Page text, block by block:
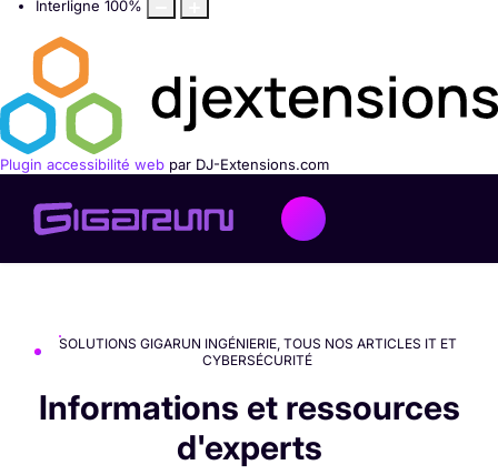
Interligne 100%
Plugin accessibilité web par DJ-Extensions.com
SOLUTIONS GIGARUN INGÉNIERIE, TOUS NOS ARTICLES IT ET
CYBERSÉCURITÉ
Informations et ressources
d'experts